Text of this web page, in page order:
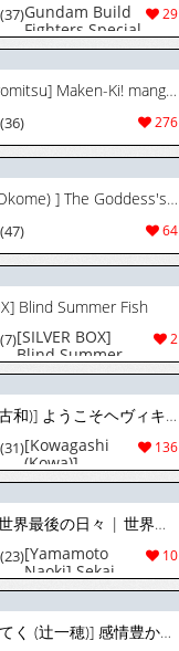
29
Gundam Build
Fighters Special
Build Disc Liner
Notes
[Takeda Hiromitsu] Maken-Ki! manga fanservice compilation Vol. 1-22
276
[Takikomi (Okome) ] The Goddess's Returning the Favor Challenge (FateGrand Order) [Digital] (English)
64
Blind Summer Fish
2
[SILVER BOX]
Blind Summer
Fish
[古和菓子 (古和)] ようこそヘヴィキャリバー (ブルーアーカイブ) [中国翻訳] [DL版]
136
[Kowagashi
(Kowa)]
Youkoso Heavy
Caliber (Blue
Archive)
[Chinese] [AB
哥个人汉化]
[Digital]
[山本直樹] 世界最後の日々 | 世界最後の日々 [英訳]
10
[Yamamoto
Naoki] Sekai
saigo no hibi -
Sekai saigo no
hibi | The Last
Days of the
(C84) [みはてく (辻一穂)] 感情豊かなこころん (東方Project)